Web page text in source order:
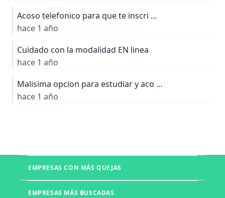
Acoso telefonico para que te inscri ...
hace 1 año
Cuidado con la modalidad EN linea
hace 1 año
Malisima opcion para estudiar y aco ...
hace 1 año
EMPRESAS CON MÁS QUEJAS
EMPRESAS MÁS BUSCADAS